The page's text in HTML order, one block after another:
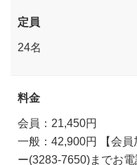
定員
24名
料金
会員：21,450円
一般：42,900円 【会
ー(3283-7650)までお電